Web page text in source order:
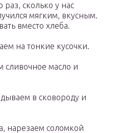
раз, сколько у нас
мягким, вкусным.
вместо хлеба.
на тонкие кусочки.
сливочное масло и
в сковороду и
нарезаем соломкой